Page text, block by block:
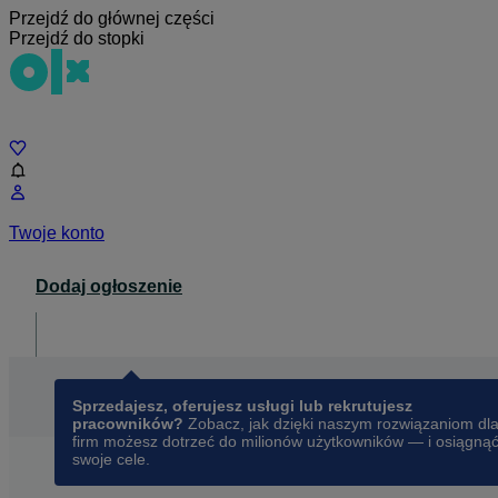
Przejdź do głównej części
Przejdź do stopki
Twoje konto
Dodaj ogłoszenie
Sprzedajesz, oferujesz usługi lub rekrutujesz
pracowników? Zobacz, jak dzięki naszym rozwiązaniom dla
firm możesz dotrzeć do milionów użytkowników — i osiągnąć
swoje cele.